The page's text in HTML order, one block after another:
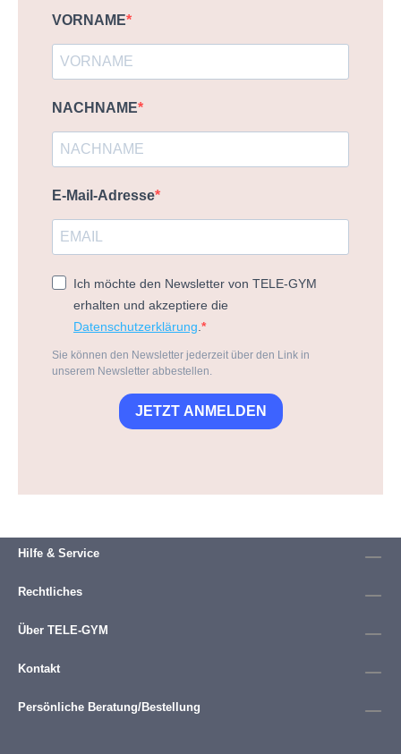
VORNAME
NACHNAME
E-Mail-Adresse
Ich möchte den Newsletter von TELE-GYM
erhalten und akzeptiere die
Datenschutzerklärung
Sie können den Newsletter jederzeit über den Link in
unserem Newsletter abbestellen.
JETZT ANMELDEN
Hilfe & Service
Rechtliches
Über TELE-GYM
Kontakt
Persönliche Beratung/Bestellung